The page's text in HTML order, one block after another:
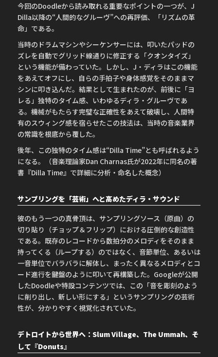
今回のDoodleから読み取れる重要なポイントの一つが、J
Dilla以降の“人間的なグルーヴ”への再評価、「リズムの革
命」である。
当時のドラムマシンやシーケンサーには、叩いたパッドの
ズレを自動でグリッド線通りに修正する「クオンタイズ」
という機能が備わっていた。しかし、J・ディラはこの機能
をあえてオフにし、自らの手拍子や身体感覚をそのままマ
シンに叩き込んだ。結果として生まれたのが、前後に「ヨ
レる」独特のタイム感、いわゆるディラ・グルーヴであ
る。機械がもたらす完璧な正確性をあえて破壊し、人間特
有のスウィング感を宿らせたこの技法は、当時の音楽業界
の常識を根底から覆した。
後年、この独特のタイム感は“Dilla Time”とも呼ばれるよう
になる。（音楽理論家Dan Charnas氏が2022年に同名の著
書『Dilla Time』で詳細に分析・命名した概念）
サンプリングを「芸術」へと高めたディラ・サウンド
彼のもう一つの真骨頂は、サンプリングソース（原曲）の
切り貼り（チョップ＆フリップ）における圧倒的な創造性
である。既存のレコードから数拍分のメロディをそのまま
持ってくる（ループする）のではなく、音節単位、あるいは
一音単位でバラバラに解体し、まったく異なるメロディとコ
ード進行を鍵盤のように叩いて再構築した。Googleが公開
したDoodleや特設コンテンツでは、この「音を彫刻のよう
に削り出し、新しい形にする」というサンプリングの芸術
性が、分かりやすく視覚化されていた。
デトロイトから世界へ：Slum Village、The Ummah、そ
して『Donuts』